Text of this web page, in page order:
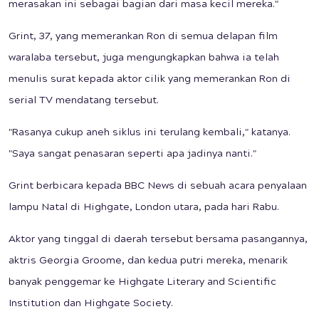
merasakan ini sebagai bagian dari masa kecil mereka."
Grint, 37, yang memerankan Ron di semua delapan film
waralaba tersebut, juga mengungkapkan bahwa ia telah
menulis surat kepada aktor cilik yang memerankan Ron di
serial TV mendatang tersebut.
"Rasanya cukup aneh siklus ini terulang kembali," katanya.
"Saya sangat penasaran seperti apa jadinya nanti."
Grint berbicara kepada BBC News di sebuah acara penyalaan
lampu Natal di Highgate, London utara, pada hari Rabu.
Aktor yang tinggal di daerah tersebut bersama pasangannya,
aktris Georgia Groome, dan kedua putri mereka, menarik
banyak penggemar ke Highgate Literary and Scientific
Institution dan Highgate Society.